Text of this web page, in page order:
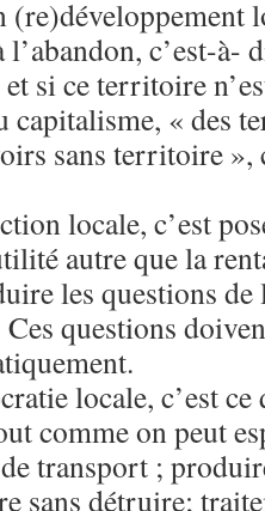
(re)développement
c’est-à-
si ce territoire
capitalisme, « des
sans territoire »,
locale, c’est
autre que la
les questions de
questions
locale, c’est ce
comme on peut
transport ;
sans détruire;